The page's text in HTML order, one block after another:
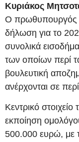
Κυριάκος
Ο πρωθυπουργός
δήλωση για το
συνολικά
των οποίων περί
βουλευτική
ανέρχονται σε
Κεντρικό
εκποίηση
500.000 ευρώ, με